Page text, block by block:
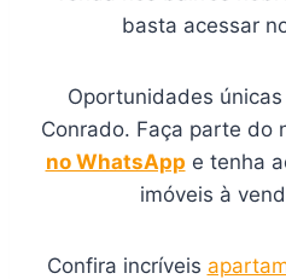
basta acessar
Oportunidades
Conrado. Faça parte do
no WhatsApp e tenha
imóveis à
Confira incríveis